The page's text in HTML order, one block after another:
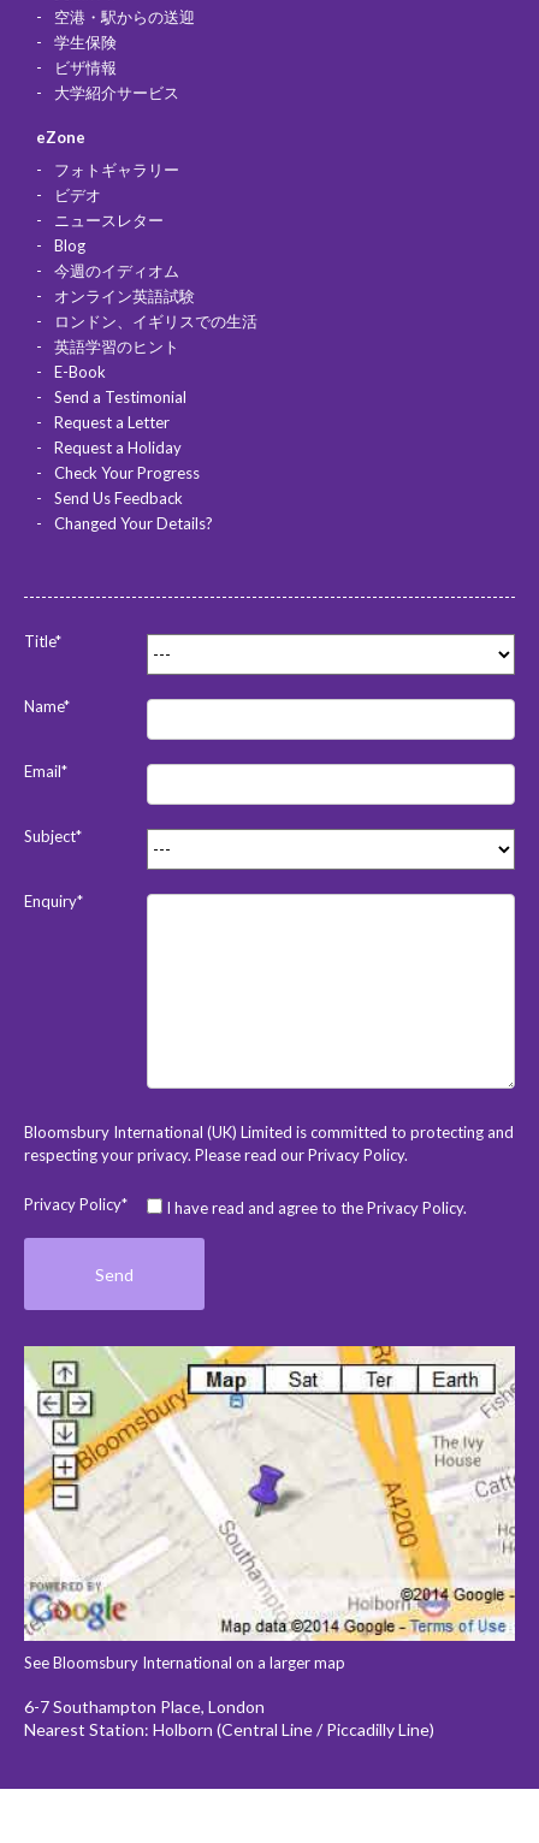
空港・駅からの送迎
学生保険
ビザ情報
大学紹介サービス
eZone
フォトギャラリー
ビデオ
ニュースレター
Blog
今週のイディオム
オンライン英語試験
ロンドン、イギリスでの生活
英語学習のヒント
E-Book
Send a Testimonial
Request a Letter
Request a Holiday
Check Your Progress
Send Us Feedback
Changed Your Details?
Title*
Name*
Email*
Subject*
Enquiry*
Bloomsbury International (UK) Limited is committed to protecting and
respecting your privacy. Please read ourPrivacy Policy.
Privacy Policy* I have read and agree to the Privacy Policy.
See Bloomsbury International on a larger map
6-7 Southampton Place, London
Nearest Station: Holborn (Central Line / Piccadilly Line)